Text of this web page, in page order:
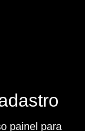
painel para